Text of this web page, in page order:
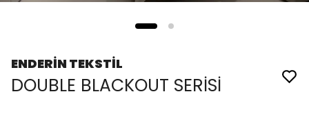
ENDERİN TEKSTİL
DOUBLE BLACKOUT SERİSİ